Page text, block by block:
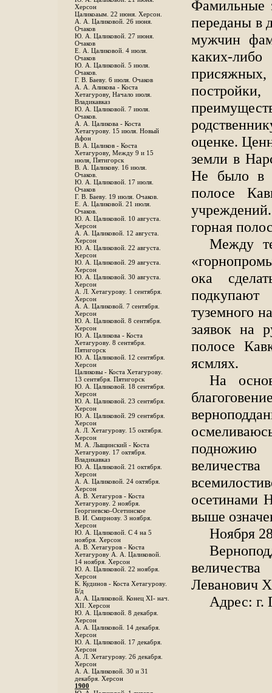
Херсон
Цаликоаым. 22 июня. Херсон.
А. А. Цаликовой. 26 июня.
Очаков
Ю. А. Цаликовой. 27 июня.
Очаков
Е. А. Цаликовой. 4 июля.
Очаков
Ю. А. Цаликовой. 5 июля.
Очаков.
Г. В. Баеву. 6 июля. Очаков
А. А. Аликова - Коста
Хетагурову, Начало июля.
Владикавказ
Ю. А. Цаликовой. 7 июля.
Очаков.
А. А. Цаликова - Коста
Хетагурову. 15 июля. Новый
Афон
В. А. Цаликов - Коста
Хетагурову, Между 9 и 15
июля, Пятигорск
В. А. Цаликову. 16 июля.
Очаков.
Ю. А. Цаликовой. 17 июля.
Очаков
Г. В. Баеву. 19 июля. Очаков.
Е. А. Цаликовой. 21 июля.
Очаков.
Ю. А. Цаликовой. 10 августа.
Херсон
А. А. Цаликовой. 12 августа.
Херсон
Ю. А. Цаликовой. 22 августа.
Херсон
Ю. А. Цаликовой. 29 августа.
Херсон
Ю. А. Цаликовой. 30 августа.
Херсон
А. Л. Хетагурову. 1 сентября.
Херсон
А. А. Цаликовой. 7 сентября.
Херсон
Ю. А. Цаликовой. 8 сентября.
Херсон
Ю. А. Цаликова - Коста
Хетагурову. 8 сентября.
Пятигорск
Ю. А. Цаликовой. 12 сентября.
Херсон
Цаликовы - Коста Хетагурову.
13 сентября. Пятигорск
Ю. А. Цаликовой. 18 сентября.
Херсон
Ю. А. Цаликовой. 23 сентября.
Херсон
Ю. А. Цаликовой. 29 сентября.
Херсон
А. Л. Хетагурову. 15 октября.
Херсон
М. А. Лыщинский - Коста
Хетагурову. 17 октября.
Владикавказ
Ю. А. Цаликовой. 21 октября.
Херсон
А. А. Цаликовой. 24 октября.
Херсон
A. В. Хетагуров - Коста
Хетагурову. 2 ноября.
Георгиевско-Осетинское
B. И. Смирнову. 3 ноября.
Херсон
Ю. А. Цаликовой. С 4 на 5
ноября. Херсон
А. В. Хетагуров - Коста
Хетагурову А. А. Цаликовой.
14 ноября. Херсон
Ю. А. Цаликовой. 22 ноября.
Херсон
К. Кудинов - Коста Хетагурову.
Б/д
А. А. Цаликовой. Конец XI- нач.
XII. Херсон
Ю. А. Цаликовой. 8 декабря.
Херсон
А. А. Цаликовой. 14 декабря.
Херсон
Ю. А. Цаликовой. 17 декабря.
Херсон
А. Л. Хетагурову. 26 декабря.
Херсон
А. А. Цаликовой. 30 и 31
декабря. Херсон
1900
Фамильные
переданы в
мужчин
каких-
оценке.
земли в
Не было в
полосе
горная
Между
ока
подкупают
туземного
заявок на
полосе
ясмлях.
На
подножию
осетинами
выше
Ноября
Леванович
Адрес: г.